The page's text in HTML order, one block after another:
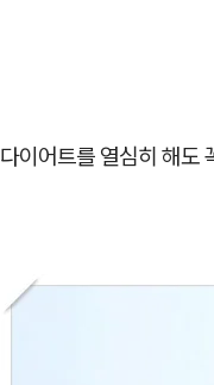
다이어트를 열심히 해도